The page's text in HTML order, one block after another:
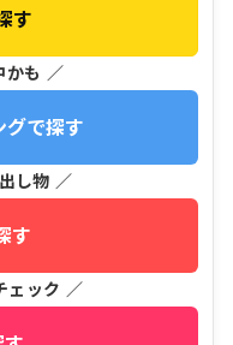
す
かも ／
で探す
し物 ／
す
ェック ／